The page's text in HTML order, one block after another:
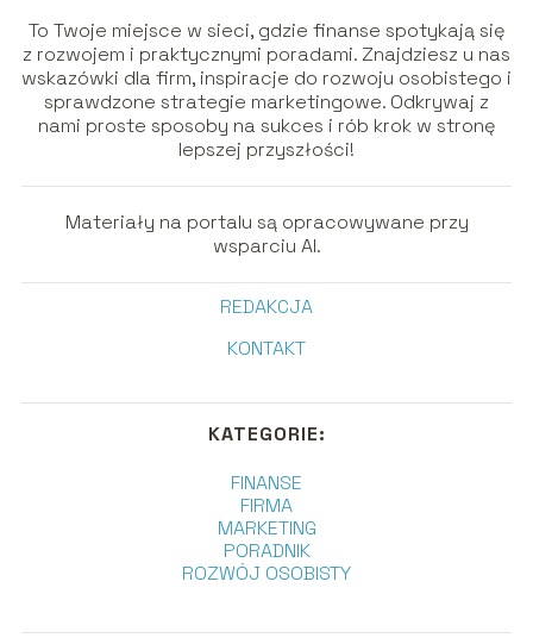
To Twoje miejsce w sieci, gdzie finanse spotykają się
z rozwojem i praktycznymi poradami. Znajdziesz u nas
wskazówki dla firm, inspiracje do rozwoju osobistego i
sprawdzone strategie marketingowe. Odkrywaj z
nami proste sposoby na sukces i rób krok w stronę
lepszej przyszłości!
Materiały na portalu są opracowywane przy
wsparciu AI.
REDAKCJA
KONTAKT
KATEGORIE:
FINANSE
FIRMA
MARKETING
PORADNIK
ROZWÓJ OSOBISTY